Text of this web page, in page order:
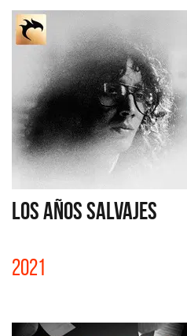
LOS AÑOS SALVAJES
2021